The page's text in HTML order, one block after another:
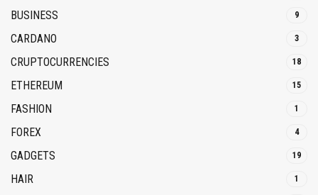
BUSINESS 9
CARDANO 3
CRUPTOCURRENCIES 18
ETHEREUM 15
FASHION 1
FOREX 4
GADGETS 19
HAIR 1